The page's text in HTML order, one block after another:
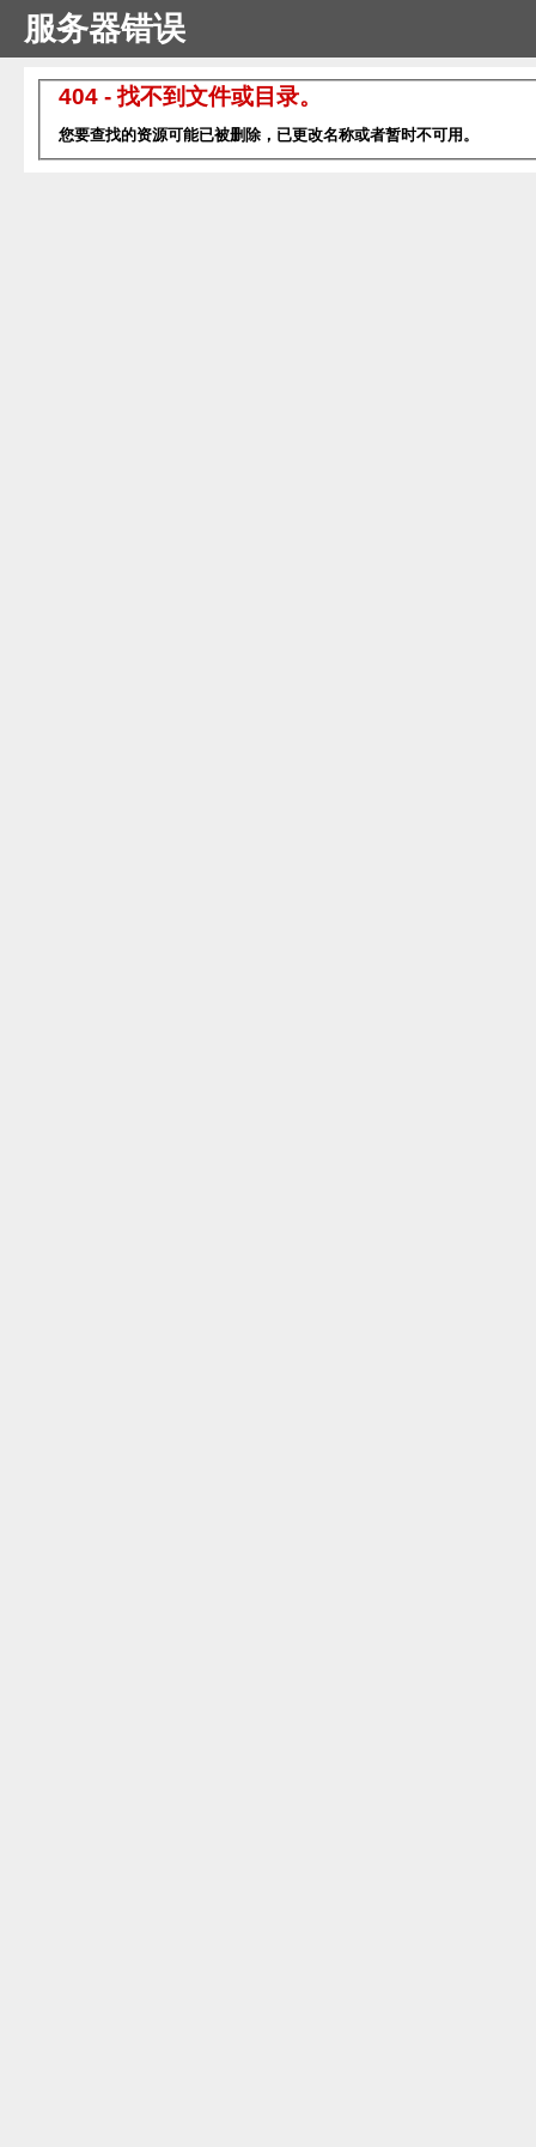
服务器错误
404 - 找不到文件或目录。
您要查找的资源可能已被删除，已更改名称或者暂时不可用。